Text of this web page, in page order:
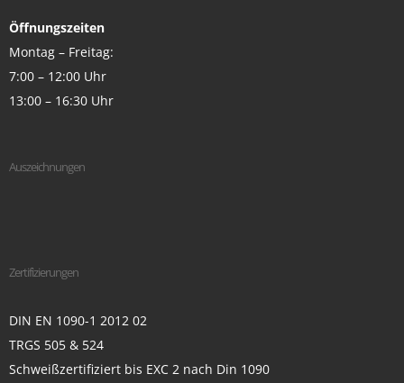
Öffnungszeiten
Montag – Freitag:
7:00 – 12:00 Uhr
13:00 – 16:30 Uhr
Auszeichnungen
Zertifizierungen
DIN EN 1090-1 2012 02
TRGS 505 & 524
Schweißzertifiziert bis EXC 2 nach Din 1090